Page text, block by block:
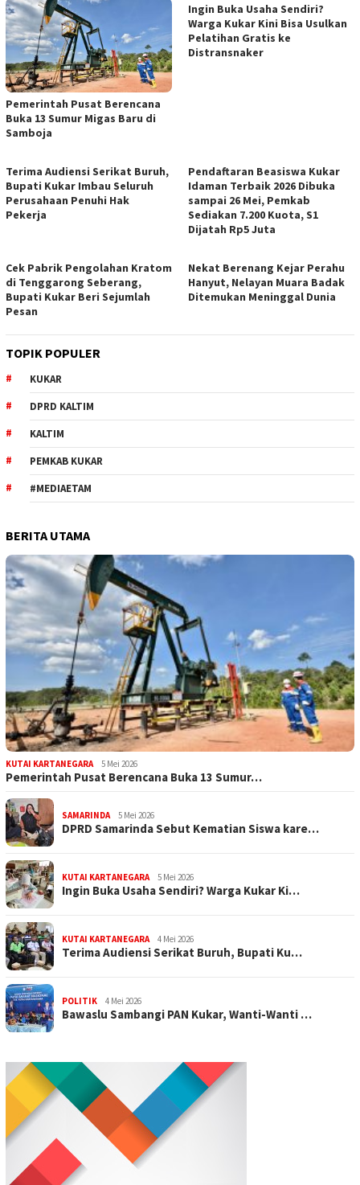
Pemerintah Pusat Berencana
Buka 13 Sumur Migas Baru di
Samboja
Ingin Buka Usaha Sendiri?
Warga Kukar Kini Bisa Usulkan
Pelatihan Gratis ke
Distransnaker
Terima Audiensi Serikat Buruh,
Bupati Kukar Imbau Seluruh
Perusahaan Penuhi Hak
Pekerja
Pendaftaran Beasiswa Kukar
Idaman Terbaik 2026 Dibuka
sampai 26 Mei, Pemkab
Sediakan 7.200 Kuota, S1
Dijatah Rp5 Juta
Cek Pabrik Pengolahan Kratom
di Tenggarong Seberang,
Bupati Kukar Beri Sejumlah
Pesan
Nekat Berenang Kejar Perahu
Hanyut, Nelayan Muara Badak
Ditemukan Meninggal Dunia
TOPIK POPULER
KUKAR
DPRD KALTIM
KALTIM
PEMKAB KUKAR
#MEDIAETAM
BERITA UTAMA
KUTAI KARTANEGARA 5 Mei 2026
Pemerintah Pusat Berencana Buka 13 Sumur…
SAMARINDA 5 Mei 2026
DPRD Samarinda Sebut Kematian Siswa kare…
KUTAI KARTANEGARA 5 Mei 2026
Ingin Buka Usaha Sendiri? Warga Kukar Ki…
KUTAI KARTANEGARA 4 Mei 2026
Terima Audiensi Serikat Buruh, Bupati Ku…
POLITIK 4 Mei 2026
Bawaslu Sambangi PAN Kukar, Wanti-Wanti …